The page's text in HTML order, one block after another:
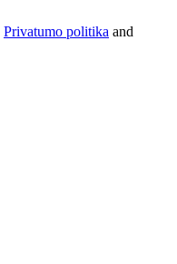
Privatumo politika and